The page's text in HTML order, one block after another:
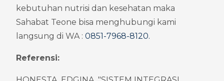
kebutuhan nutrisi dan kesehatan maka
Sahabat Teone bisa menghubungi kami
langsung di WA : 0851-7968-8120.
Referensi: